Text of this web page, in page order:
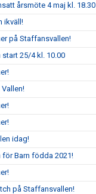
årsmöte 4 maj kl. 18.30
ikväll!
på Staffansvallen!
25/4 kl. 10.00
idag!
Barn födda 2021!
på Staffansvallen!